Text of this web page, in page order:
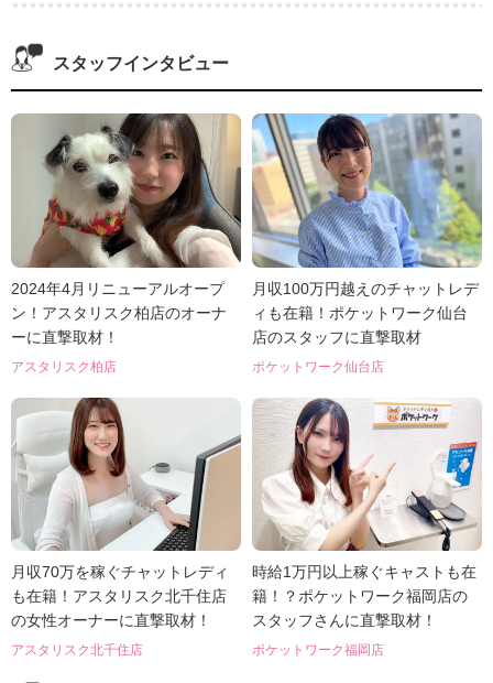
スタッフインタビュー
2024年4月リニューアルオープ
ン！アスタリスク柏店のオーナ
ーに直撃取材！
アスタリスク柏店
月収100万円越えのチャットレデ
ィも在籍！ポケットワーク仙台
店のスタッフに直撃取材
ポケットワーク仙台店
月収70万を稼ぐチャットレディ
も在籍！アスタリスク北千住店
の女性オーナーに直撃取材！
アスタリスク北千住店
時給1万円以上稼ぐキャストも在
籍！？ポケットワーク福岡店の
スタッフさんに直撃取材！
ポケットワーク福岡店